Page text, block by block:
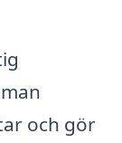
och gör